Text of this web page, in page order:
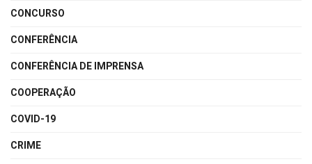
CONCURSO
CONFERÊNCIA
CONFERÊNCIA DE IMPRENSA
COOPERAÇÃO
COVID-19
CRIME